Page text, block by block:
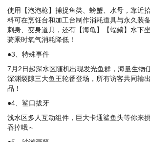
使用【泡泡枪】捕捉鱼类、螃蟹、水母，靠近
料可在烹饪台和加工台制作消耗道具与永久
刺身、变身道具，还有【海龟】【蝠鲼】水下
骑乘时氧气消耗降低！
●3、特殊事件
7月2日起深水区随机出现发光鱼群，海量生物
深渊裂隙三大鱼王轮番登场，所有访客共同输
品！
●4、鲨口拔牙
浅水区多人互动组件，巨大卡通鲨鱼头等你来
吞掉哦～